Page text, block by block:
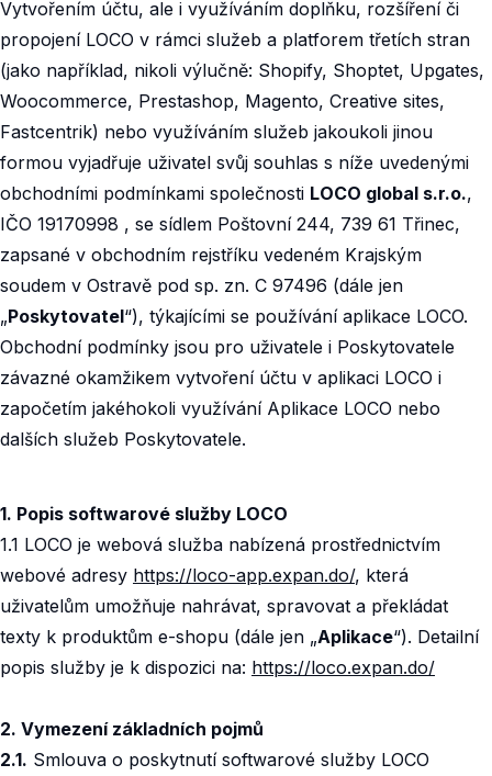
Vytvořením účtu, ale i využíváním doplňku, rozšíření či
propojení LOCO v rámci služeb a platforem třetích stran
(jako například, nikoli výlučně: Shopify, Shoptet, Upgates,
Woocommerce, Prestashop, Magento, Creative sites,
Fastcentrik) nebo využíváním služeb jakoukoli jinou
formou vyjadřuje uživatel svůj souhlas s níže uvedenými
obchodními podmínkami společnosti LOCO global s.r.o.,
IČO 19170998 , se sídlem Poštovní 244, 739 61 Třinec,
zapsané v obchodním rejstříku vedeném Krajským
soudem v Ostravě pod sp. zn. C 97496 (dále jen
„Poskytovatel“), týkajícími se používání aplikace LOCO.
Obchodní podmínky jsou pro uživatele i Poskytovatele
závazné okamžikem vytvoření účtu v aplikaci LOCO i
započetím jakéhokoli využívání Aplikace LOCO nebo
dalších služeb Poskytovatele.
1. Popis softwarové služby LOCO‍
1.1 LOCO je webová služba nabízená prostřednictvím
webové adresy https://loco-app.expan.do/, která
uživatelům umožňuje nahrávat, spravovat a překládat
texty k produktům e-shopu (dále jen „Aplikace“). Detailní
popis služby je k dispozici na: https://loco.expan.do/
2. Vymezení základních pojmů
2.1. Smlouva o poskytnutí softwarové služby LOCO